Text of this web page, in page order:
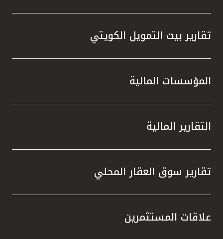
تقارير بيت التمويل الكويتي
المؤسسات المالية
التقارير المالية
تقارير سوق العقار المحلي
علاقات المستثمرين